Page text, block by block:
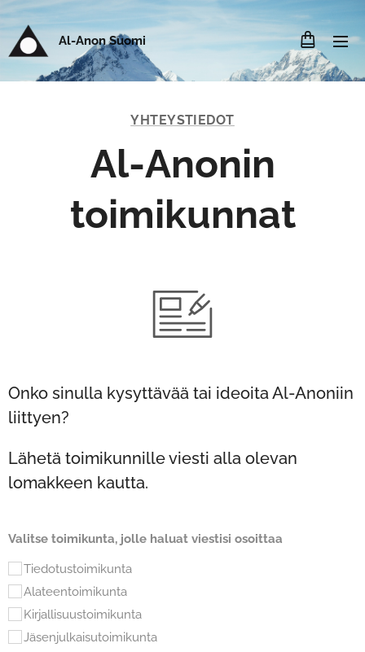
Al-Anon Suomi
YHTEYSTIEDOT
Al-Anonin
toimikunnat
Onko sinulla kysyttävää tai ideoita Al-Anoniin
liittyen?
Lähetä toimikunnille viesti alla olevan
lomakkeen kautta.
Valitse toimikunta, jolle haluat viestisi osoittaa
Tiedotustoimikunta
Alateentoimikunta
Kirjallisuustoimikunta
Jäsenjulkaisutoimikunta